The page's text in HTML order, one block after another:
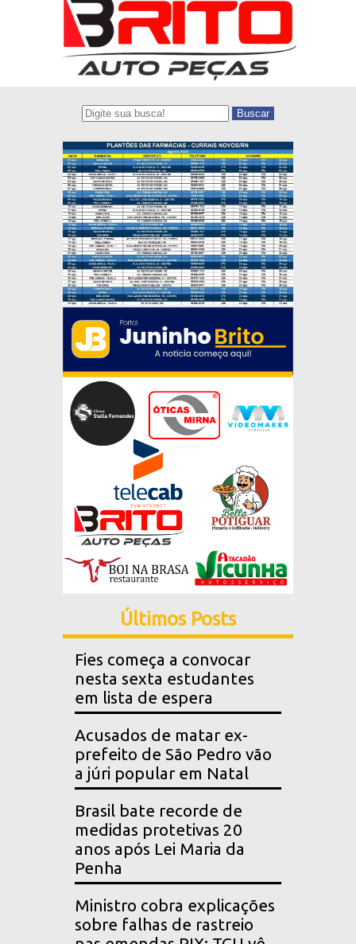
Buscar
Últimos Posts
Fies começa a convocar
nesta sexta estudantes
em lista de espera
Acusados de matar ex-
prefeito de São Pedro vão
a júri popular em Natal
Brasil bate recorde de
medidas protetivas 20
anos após Lei Maria da
Penha
Ministro cobra explicações
sobre falhas de rastreio